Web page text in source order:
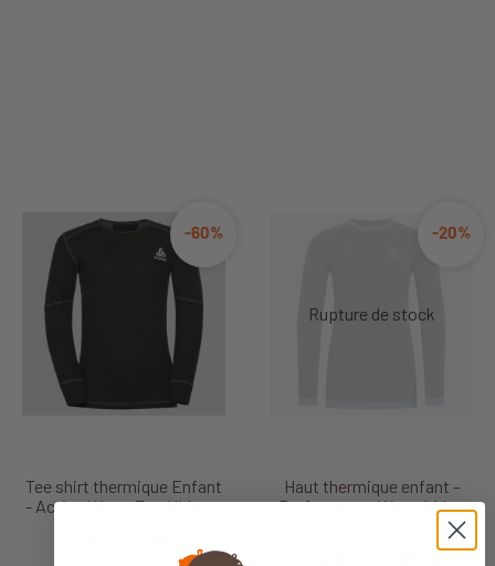
Tee shirt thermique Enfant
- Active Warm Eco Kids -...
-60%
Haut thermique enfant -
Performance Warm kids -
-20%
31,96 €